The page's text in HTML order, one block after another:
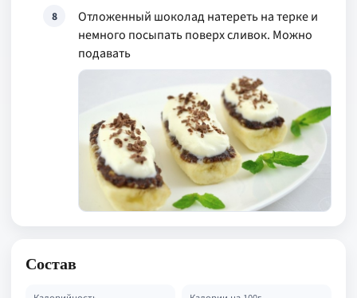
8
Отложенный шоколад натереть на терке и
немного посыпать поверх сливок. Можно
подавать
Состав